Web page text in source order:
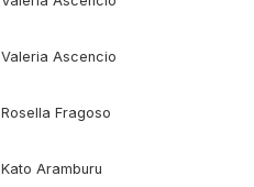
Valeria Ascencio
Rosella Fragoso
Kato Aramburu